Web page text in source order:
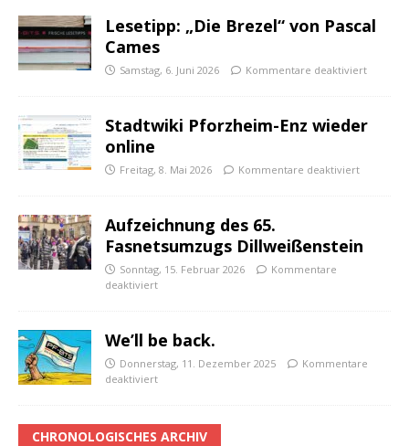
Lesetipp: „Die Brezel“ von Pascal
Cames
Samstag, 6. Juni 2026 Kommentare deaktiviert
Stadtwiki Pforzheim-Enz wieder
online
Freitag, 8. Mai 2026 Kommentare deaktiviert
Aufzeichnung des 65.
Fasnetsumzugs Dillweißenstein
Sonntag, 15. Februar 2026
Kommentare
deaktiviert
We’ll be back.
Donnerstag, 11. Dezember 2025
Kommentare
deaktiviert
CHRONOLOGISCHES ARCHIV